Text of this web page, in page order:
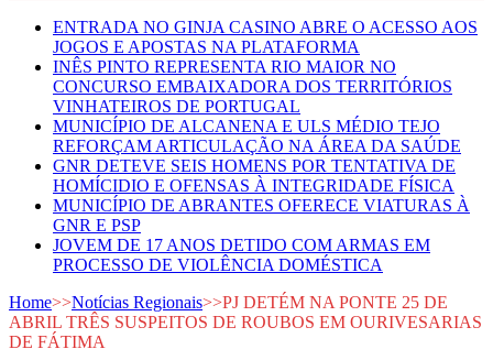
ENTRADA NO GINJA CASINO ABRE O ACESSO AOS
JOGOS E APOSTAS NA PLATAFORMA
INÊS PINTO REPRESENTA RIO MAIOR NO
CONCURSO EMBAIXADORA DOS TERRITÓRIOS
VINHATEIROS DE PORTUGAL
MUNICÍPIO DE ALCANENA E ULS MÉDIO TEJO
REFORÇAM ARTICULAÇÃO NA ÁREA DA SAÚDE
GNR DETEVE SEIS HOMENS POR TENTATIVA DE
HOMÍCIDIO E OFENSAS À INTEGRIDADE FÍSICA
MUNICÍPIO DE ABRANTES OFERECE VIATURAS À
GNR E PSP
JOVEM DE 17 ANOS DETIDO COM ARMAS EM
PROCESSO DE VIOLÊNCIA DOMÉSTICA
Home>>Notícias Regionais>>PJ DETÉM NA PONTE 25 DE
ABRIL TRÊS SUSPEITOS DE ROUBOS EM OURIVESARIAS
DE FÁTIMA